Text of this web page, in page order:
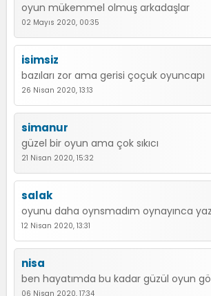
oyun mükemmel olmuş arkadaşlar
02 Mayıs 2020, 00:35
isimsiz
bazıları zor ama gerisi çoçuk oyuncapı
26 Nisan 2020, 13:13
simanur
güzel bir oyun ama çok sıkıcı
21 Nisan 2020, 15:32
salak
oyunu daha oynsmadım oynayınca
12 Nisan 2020, 13:31
nisa
ben hayatımda bu kadar güzül oyun
06 Nisan 2020, 17:34